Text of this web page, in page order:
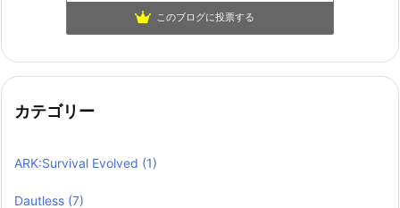
このブログに投票する
カテゴリー
ARK:Survival Evolved (1)
Dautless (7)